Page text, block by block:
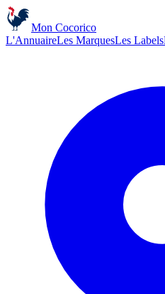
Mon Cocorico
L'AnnuaireLes MarquesLes Labels